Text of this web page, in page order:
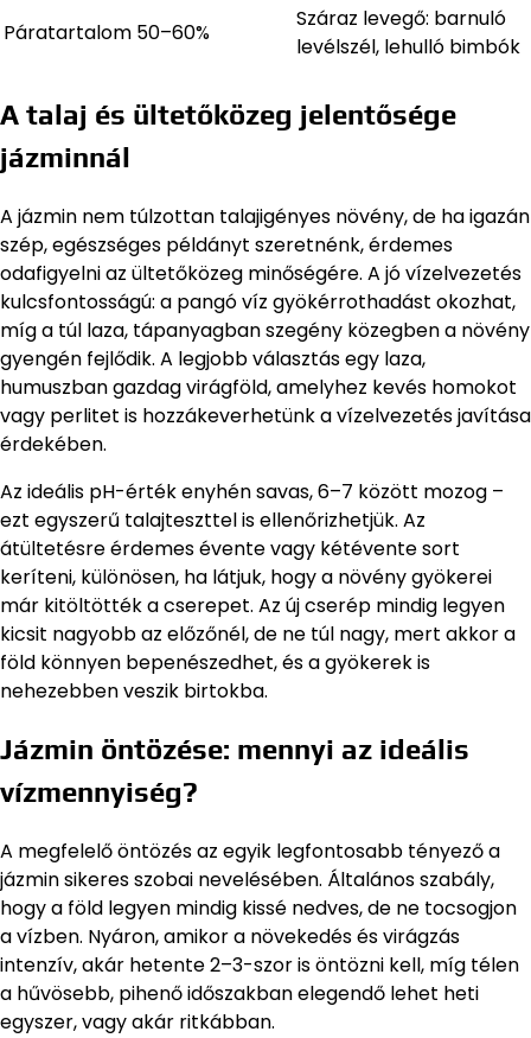
Páratartalom 50–60%
Száraz levegő: barnuló
levélszél, lehulló bimbók
A talaj és ültetőközeg jelentősége
jázminnál
A jázmin nem túlzottan talajigényes növény, de ha igazán
szép, egészséges példányt szeretnénk, érdemes
odafigyelni az ültetőközeg minőségére. A jó vízelvezetés
kulcsfontosságú: a pangó víz gyökérrothadást okozhat,
míg a túl laza, tápanyagban szegény közegben a növény
gyengén fejlődik. A legjobb választás egy laza,
humuszban gazdag virágföld, amelyhez kevés homokot
vagy perlitet is hozzákeverhetünk a vízelvezetés javítása
érdekében.
Az ideális pH-érték enyhén savas, 6–7 között mozog –
ezt egyszerű talajteszttel is ellenőrizhetjük. Az
átültetésre érdemes évente vagy kétévente sort
keríteni, különösen, ha látjuk, hogy a növény gyökerei
már kitöltötték a cserepet. Az új cserép mindig legyen
kicsit nagyobb az előzőnél, de ne túl nagy, mert akkor a
föld könnyen bepenészedhet, és a gyökerek is
nehezebben veszik birtokba.
Jázmin öntözése: mennyi az ideális
vízmennyiség?
A megfelelő öntözés az egyik legfontosabb tényező a
jázmin sikeres szobai nevelésében. Általános szabály,
hogy a föld legyen mindig kissé nedves, de ne tocsogjon
a vízben. Nyáron, amikor a növekedés és virágzás
intenzív, akár hetente 2–3-szor is öntözni kell, míg télen
a hűvösebb, pihenő időszakban elegendő lehet heti
egyszer, vagy akár ritkábban.